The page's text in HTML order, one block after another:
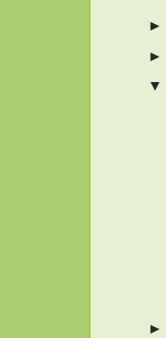
►
►
▼
►